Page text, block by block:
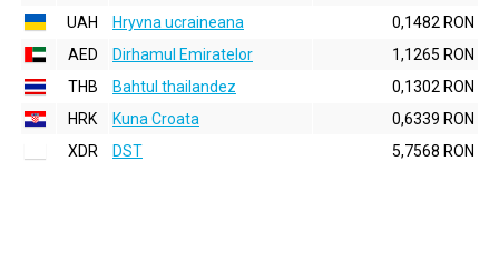
UAH
Hryvna ucraineana
0,1482 RON
AED
Dirhamul Emiratelor
1,1265 RON
THB
Bahtul thailandez
0,1302 RON
HRK
Kuna Croata
0,6339 RON
XDR
DST 5,7568 RON